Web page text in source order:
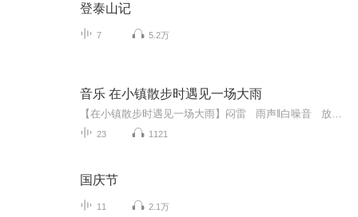
登泰山记
7 5.2万
音乐 在小镇散步时遇见一场大雨
23 1121
国庆节
11 2.1万